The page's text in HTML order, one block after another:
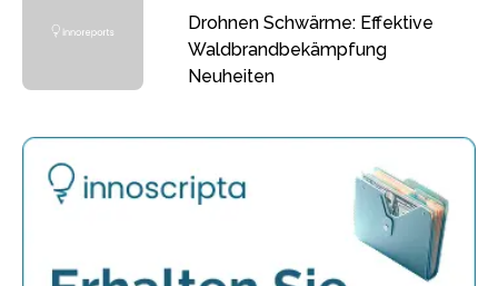
Drohnen Schwärme: Effektive
Waldbrandbekämpfung
Neuheiten